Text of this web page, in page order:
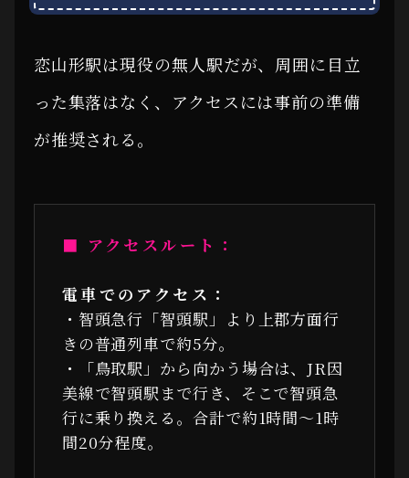
恋山形駅は現役の無人駅だが、周囲に目立
った集落はなく、アクセスには事前の準備
が推奨される。
■ アクセスルート：
電車でのアクセス：
・智頭急行「智頭駅」より上郡方面行
きの普通列車で約5分。
・「鳥取駅」から向かう場合は、JR因
美線で智頭駅まで行き、そこで智頭急
行に乗り換える。合計で約1時間〜1時
間20分程度。